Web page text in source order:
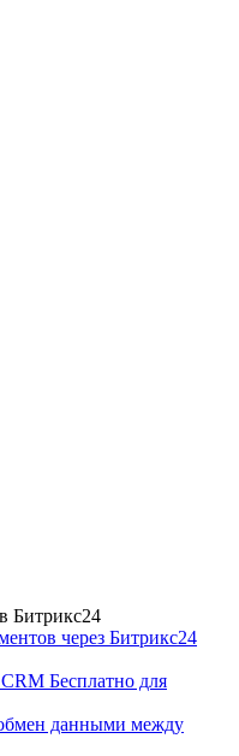
Битрикс24
через Битрикс24
Бесплатно для
данными между